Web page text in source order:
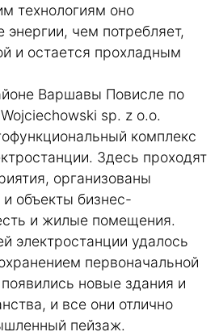
технологиям оно
энергии, чем потребляет,
и остается прохладным
Варшавы Повисле по
sp. z o.o.
комплекс
Здесь проходят
организованы
объекты бизнес-
и жилые помещения.
электростанции удалось
первоначальной
новые здания и
и все они отлично
пейзаж.